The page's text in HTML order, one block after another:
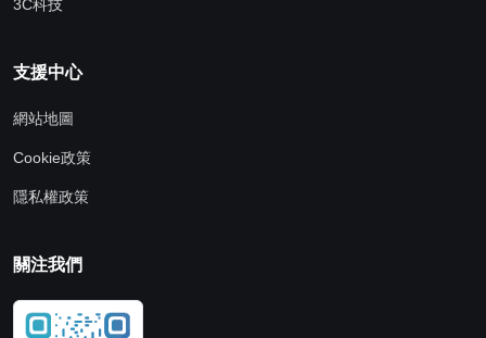
3C科技
支援中心
網站地圖
Cookie政策
隱私權政策
關注我們